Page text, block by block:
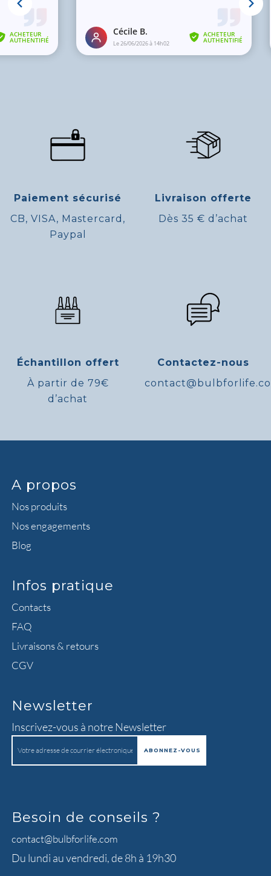
Paiement sécurisé
CB, VISA, Mastercard,
Paypal
Livraison offerte
Dès 35 € d’achat
Échantillon offert
À partir de 79€
d’achat
Contactez-nous
A propos
Nos produits
Nos engagements
Blog
Infos pratique
Contacts
FAQ
Livraisons & retours
CGV
Newsletter
Inscrivez-vous à notre Newsletter
Besoin de conseils ?
contact@bulbforlife.com
Du lundi au vendredi, de 8h à 19h30